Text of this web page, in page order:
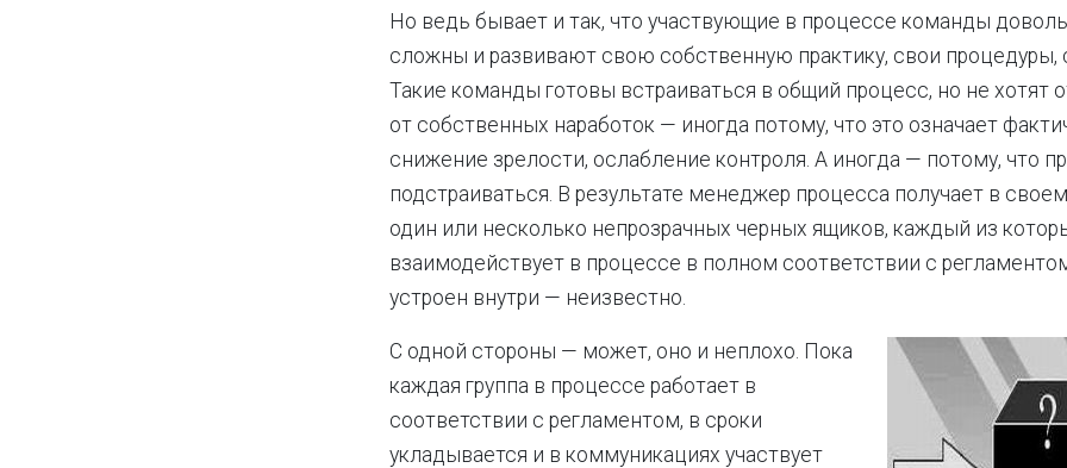
Но ведь бывает и так, что участвующие в процессе команды
сложны и развивают свою собственную практику, свои процедуры,
Такие команды готовы встраиваться в общий процесс, но не хотят
от собственных наработок — иногда потому, что это означает
снижение зрелости, ослабление контроля. А иногда — потому, что
подстраиваться. В результате менеджер процесса получает в
один или несколько непрозрачных черных ящиков, каждый из
взаимодействует в процессе в полном соответствии с
устроен внутри — неизвестно.
С одной стороны — может, оно и неплохо. Пока
каждая группа в процессе работает в
соответствии с регламентом, в сроки
укладывается и в коммуникациях участвует